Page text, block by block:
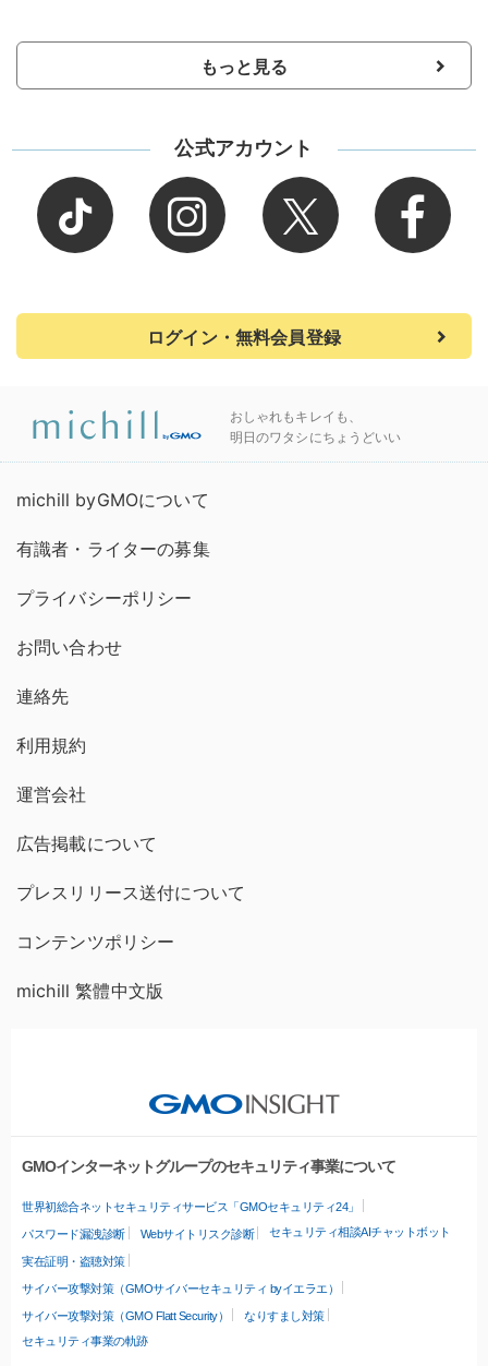
もっと見る
公式アカウント
ログイン・無料会員登録
おしゃれもキレイも、
明日のワタシにちょうどいい
michill byGMOについて
有識者・ライターの募集
プライバシーポリシー
お問い合わせ
連絡先
利用規約
運営会社
広告掲載について
プレスリリース送付について
コンテンツポリシー
michill 繁體中文版
GMOインターネットグループのセキュリティ事業について
世界初総合ネットセキュリティサービス「GMOセキュリティ24」
パスワード漏洩診断 Webサイトリスク診断 セキュリティ相談AIチャットボット
実在証明・盗聴対策
サイバー攻撃対策（GMOサイバーセキュリティ byイエラエ）
サイバー攻撃対策（GMO Flatt Security）
なりすまし対策
セキュリティ事業の軌跡